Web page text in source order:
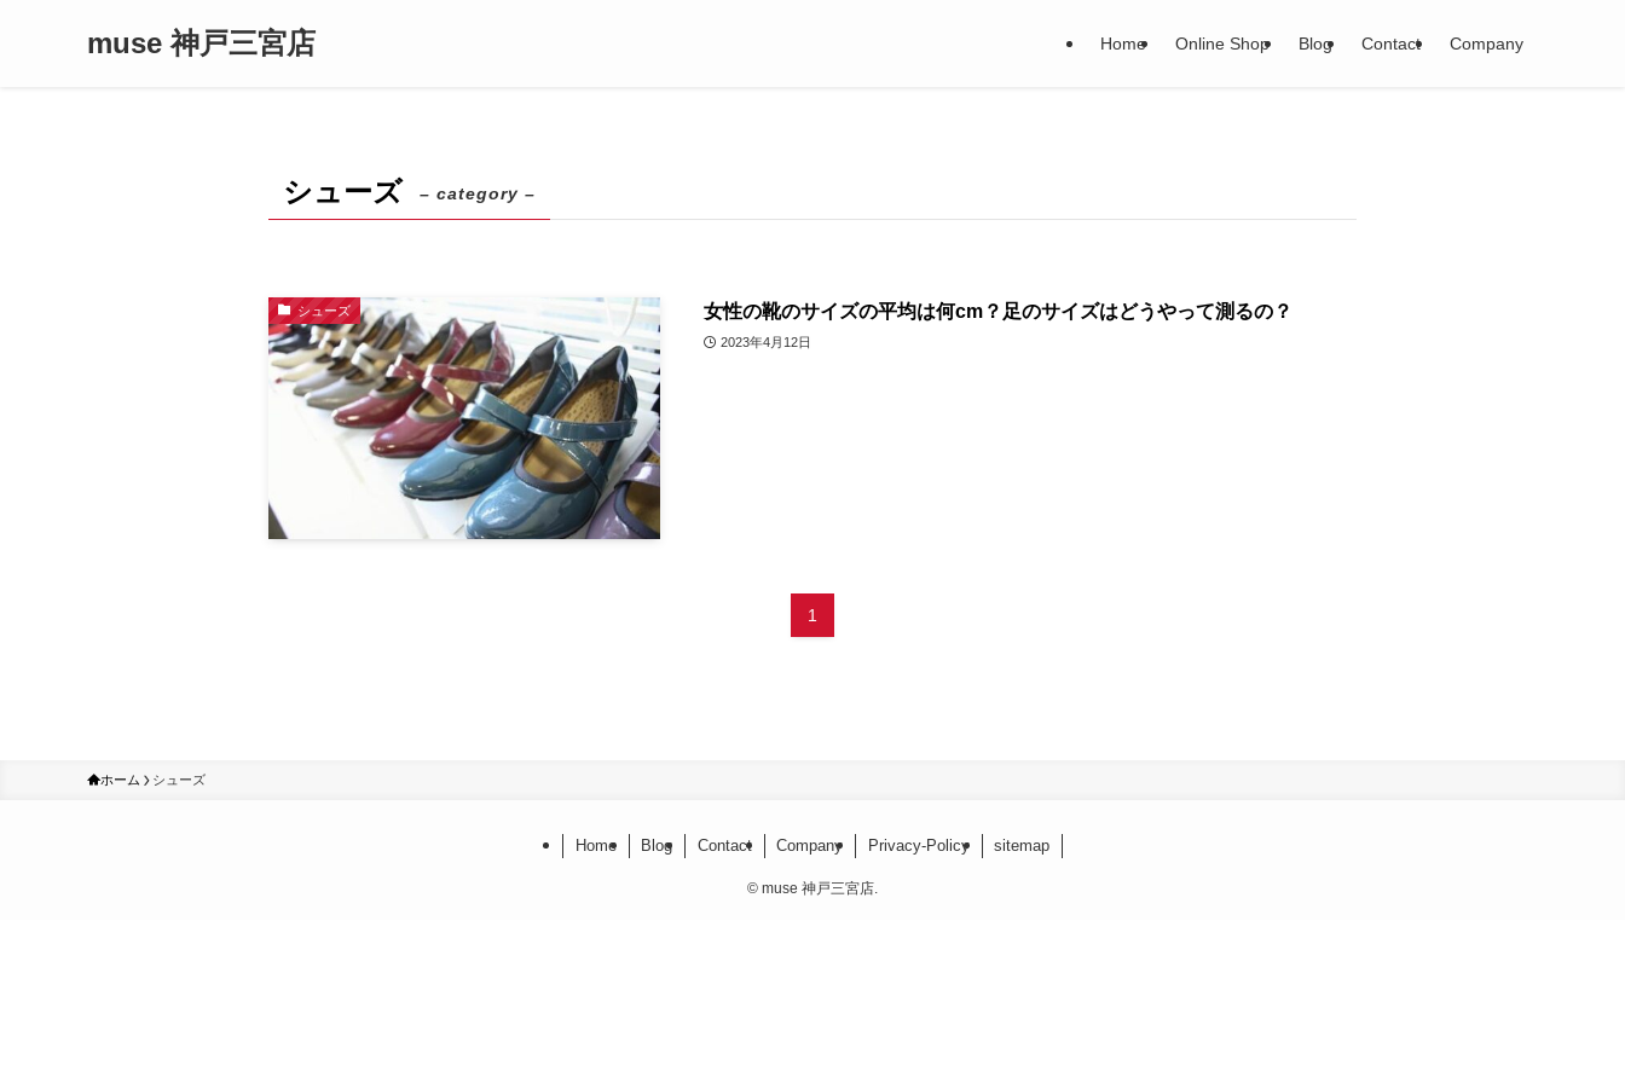
muse 神戸三宮店 Home Online Shop Blog Contact Company
シューズ – category –
シューズ 女性の靴のサイズの平均は何cm？足のサイズはどうやって測るの？
2023年4月12日
1
ホーム シューズ
Home Blog Contact Company Privacy-Policy sitemap
© muse 神戸三宮店.